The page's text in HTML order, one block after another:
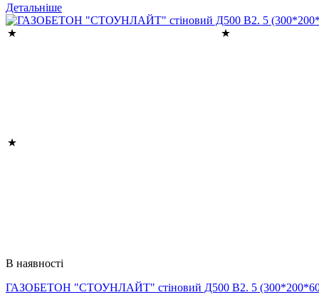
Детальніше
В наявності
ГАЗОБЕТОН "СТОУНЛАЙТ" стіновий Д500 В2. 5